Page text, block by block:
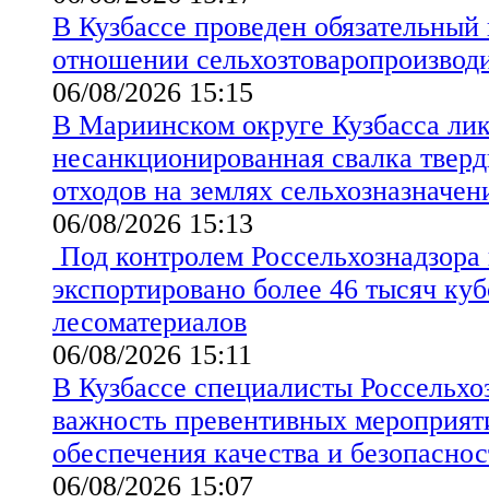
В Кузбассе проведен
отношении
06/08/2026 15:15
В Мариинском округе Кузбасса
несанкционированная свалка
отходов на землях
06/08/2026 15:13
Под контролем Россельхознадзора
экспортировано более 46 тысяч
лесоматериалов
06/08/2026 15:11
В Кузбассе специалисты
важность превентивных
обеспечения качества и
06/08/2026 15:07